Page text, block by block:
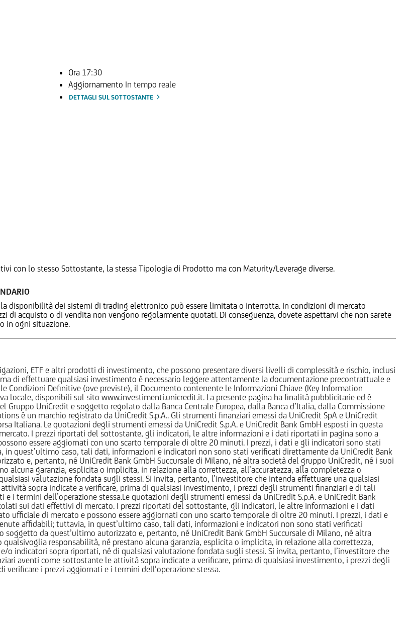
Ora 17:30
Aggiornamento In tempo reale
DETTAGLI SUL SOTTOSTANTE
con lo stesso Sottostante, la stessa Tipologia di Prodotto ma con Maturity/Leverage diverse.
disponibilità dei sistemi di trading elettronico può essere limitata o interrotta. In condizioni di mercato
di acquisto o di vendita non vengono regolarmente quotati. Di conseguenza, dovete aspettarvi che non sarete
in ogni situazione.
ETF e altri prodotti di investimento, che possono presentare diversi livelli di complessità e rischio, inclusi
di effettuare qualsiasi investimento è necessario leggere attentamente la documentazione precontrattuale e
Definitive (ove previste), il Documento contenente le Informazioni Chiave (Key Information
locale, disponibili sul sito www.investimenti.unicredit.it. La presente pagina ha finalità pubblicitarie ed è
Gruppo UniCredit e soggetto regolato dalla Banca Centrale Europea, dalla Banca d’Italia, dalla Commissione
è un marchio registrato da UniCredit S.p.A.. Gli strumenti finanziari emessi da UniCredit SpA e UniCredit
Italiana. Le quotazioni degli strumenti emessi da UniCredit S.p.A. e UniCredit Bank GmbH esposti in questa
I prezzi riportati del sottostante, gli indicatori, le altre informazioni e i dati riportati in pagina sono a
essere aggiornati con uno scarto temporale di oltre 20 minuti. I prezzi, i dati e gli indicatori sono stati
quest’ultimo caso, tali dati, informazioni e indicatori non sono stati verificati direttamente da UniCredit Bank
e, pertanto, né UniCredit Bank GmbH Succursale di Milano, né altra società del gruppo UniCredit, né i suoi
garanzia, esplicita o implicita, in relazione alla correttezza, all’accuratezza, alla completezza o
valutazione fondata sugli stessi. Si invita, pertanto, l’investitore che intenda effettuare una qualsiasi
sopra indicate a verificare, prima di qualsiasi investimento, i prezzi degli strumenti finanziari e di tali
termini dell’operazione stessa.Le quotazioni degli strumenti emessi da UniCredit S.p.A. e UniCredit Bank
sui dati effettivi di mercato. I prezzi riportati del sottostante, gli indicatori, le altre informazioni e i dati
ufficiale di mercato e possono essere aggiornati con uno scarto temporale di oltre 20 minuti. I prezzi, i dati e
affidabili; tuttavia, in quest’ultimo caso, tali dati, informazioni e indicatori non sono stati verificati
da quest’ultimo autorizzato e, pertanto, né UniCredit Bank GmbH Succursale di Milano, né altra
responsabilità, né prestano alcuna garanzia, esplicita o implicita, in relazione alla correttezza,
o indicatori sopra riportati, né di qualsiasi valutazione fondata sugli stessi. Si invita, pertanto, l’investitore che
aventi come sottostante le attività sopra indicate a verificare, prima di qualsiasi investimento, i prezzi degli
i prezzi aggiornati e i termini dell’operazione stessa.